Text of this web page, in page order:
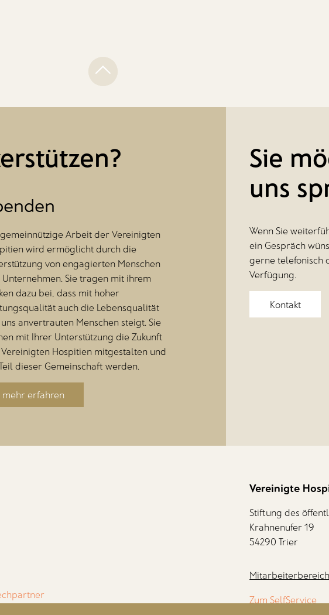
Arbeit der Vereinigten
wird ermöglicht durch die
von engagierten Menschen
Unternehmen. Sie tragen mit ihrem
dazu bei, dass mit hoher
auch die Lebensqualität
anvertrauten Menschen steigt. Sie
mit Ihrer Unterstützung die Zukunft
Hospitien mitgestalten und
dieser Gemeinschaft werden.
mehr erfahren
Sie
uns
Wenn Sie
ein Gespräch
gerne telefonisch
Verfügung.
Kontakt
Vereinigte
Stiftung des
Krahnenufer 19
54290 Trier
Mitarbeiterbereich
Zum SelfService